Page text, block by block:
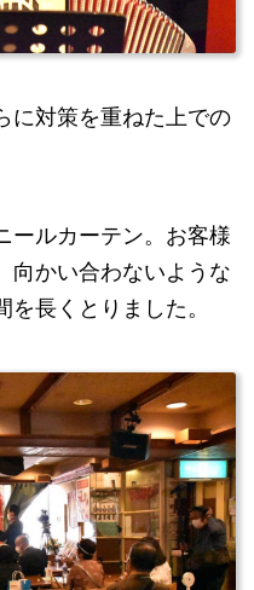
に対策を重ねた上での
ールカーテン。お客様
向かい合わないような
長くとりました。